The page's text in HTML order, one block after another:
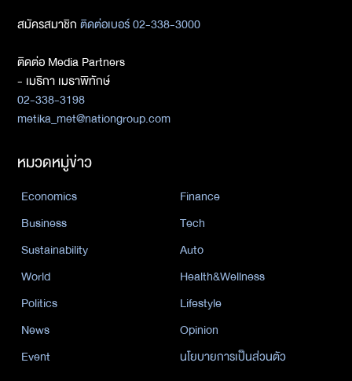
สมัครสมาชิกติดต่อเบอร์ 02-338-3000
ติดต่อ Media Partners
- เมธิกา เมธาพิทักษ์
02-338-3198
metika_met@nationgroup.com
หมวดหมู่ข่าว
Economics
Finance
Business
Tech
Sustainability
Auto
World
Health&Wellness
Politics
Lifestyle
News
Opinion
Event
นโยบายการเป็นส่วนตัว